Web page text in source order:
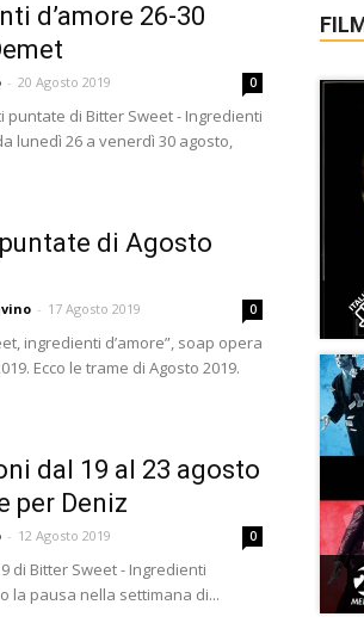
d’amore 26-30
- 20 Agosto 2019 0
di Bitter Sweet - Ingredienti
lunedì 26 a venerdì 30 agosto,
di Agosto
- 17 Agosto 2019 0
ingredienti d’amore”, soap opera
Ecco le trame di Agosto 2019.
dal 19 al 23 agosto
per Deniz
- 12 Agosto 2019 0
di Bitter Sweet - Ingredienti
la pausa nella settimana di...